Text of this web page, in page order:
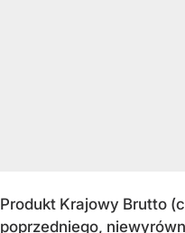
Produkt Krajowy Brutto
poprzedniego,